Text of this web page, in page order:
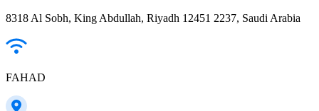
8318 Al Sobh, King Abdullah, Riyadh 12451 2237, Saudi Arabia
FAHAD